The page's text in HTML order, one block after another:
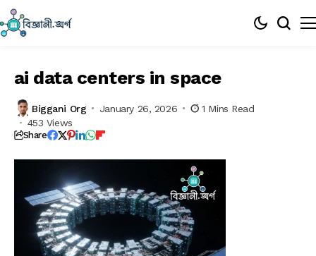
ai data centers in space
Biggani Org January 26, 2026
1 Mins Read
453 Views
Share